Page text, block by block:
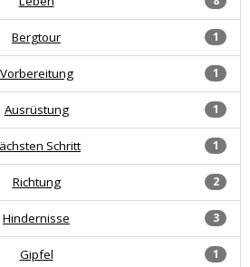
1
Bergtour
1
Vorbereitung
1
Ausrüstung
1
Schritt
2
Richtung
3
Hindernisse
1
Gipfel